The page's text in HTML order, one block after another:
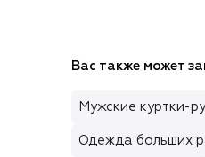
Вас также может
Мужские куртки-
Одежда больших